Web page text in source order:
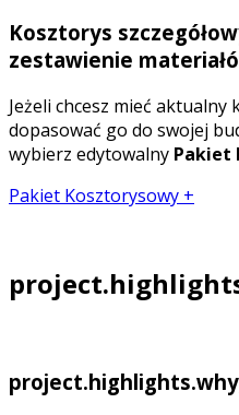
Kosztorys
zestawienie
Jeżeli chcesz mieć aktualny
dopasować go do swojej
wybierz edytowalny Pakiet
Pakiet Kosztorysowy +